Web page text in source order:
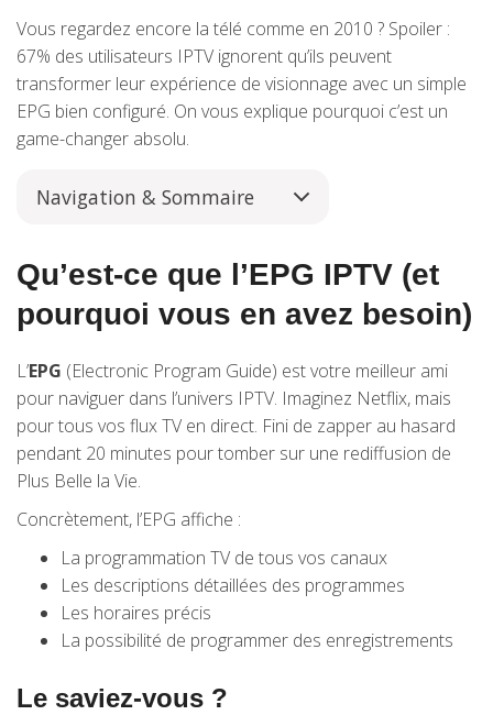
Vous regardez encore la télé comme en 2010 ? Spoiler :
67% des utilisateurs IPTV ignorent qu’ils peuvent
transformer leur expérience de visionnage avec un simple
EPG bien configuré. On vous explique pourquoi c’est un
game-changer absolu.
Navigation & Sommaire
Qu’est-ce que l’EPG IPTV (et
pourquoi vous en avez besoin)
L’EPG (Electronic Program Guide) est votre meilleur ami
pour naviguer dans l’univers IPTV. Imaginez Netflix, mais
pour tous vos flux TV en direct. Fini de zapper au hasard
pendant 20 minutes pour tomber sur une rediffusion de
Plus Belle la Vie.
Concrètement, l’EPG affiche :
La programmation TV de tous vos canaux
Les descriptions détaillées des programmes
Les horaires précis
La possibilité de programmer des enregistrements
Le saviez-vous ?